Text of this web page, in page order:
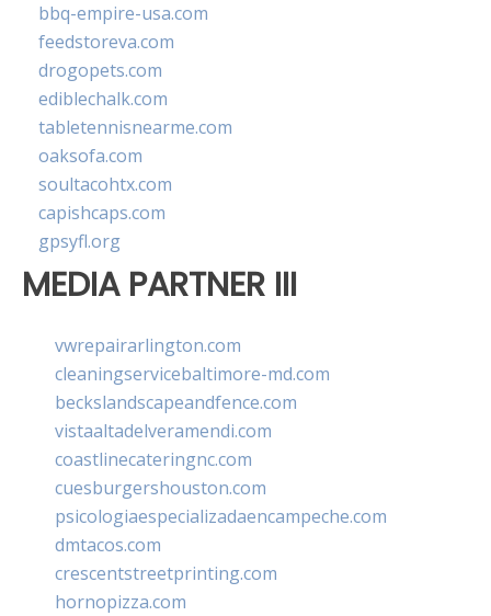
bbq-empire-usa.com
feedstoreva.com
drogopets.com
ediblechalk.com
tabletennisnearme.com
oaksofa.com
soultacohtx.com
capishcaps.com
gpsyfl.org
MEDIA PARTNER III
vwrepairarlington.com
cleaningservicebaltimore-md.com
beckslandscapeandfence.com
vistaaltadelveramendi.com
coastlinecateringnc.com
cuesburgershouston.com
psicologiaespecializadaencampeche.com
dmtacos.com
crescentstreetprinting.com
hornopizza.com